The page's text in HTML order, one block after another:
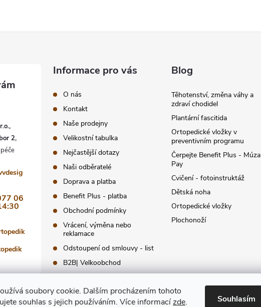
soubory cookie. Dalším procházením tohoto
souhlas s jejich používáním. Více informacízde. Souhlasím
2,
06
Informace pro vás
O nás
Kontakt
Naše prodejny
Velikostní tabulka
Nejčastější dotazy
Naši odběratelé
Doprava a platba
Benefit Plus - platba
Obchodní podmínky
Vrácení, výměna nebo
reklamace
Odstoupení od smlouvy - list
B2B| Velkoobchod
údajů.
Blog
Těhotenství, změna váhy a
zdraví chodidel
Plantární fascitida
Ortopedické vložky v
preventivním programu
Čerpejte Benefit Plus - Múza
Pay
Cvičení - fotoinstruktáž
Dětská noha
Ortopedické vložky
Plochonoží